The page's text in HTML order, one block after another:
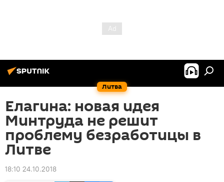
Литва
Елагина: новая идея
Минтруда не решит
проблему безработицы в
Литве
18:10 24.10.2018